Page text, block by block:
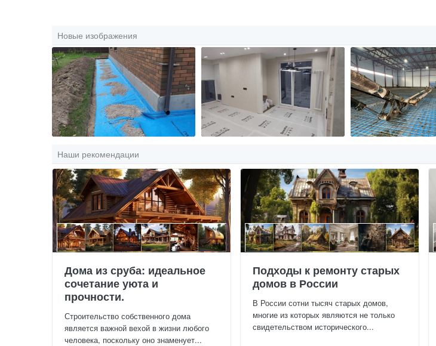
Новые изображения
Наши рекомендации
Дома из сруба: идеальное
сочетание уюта и
прочности.
Строительство собственного дома
является важной вехой в жизни любого
человека, поскольку оно знаменует...
Подходы к ремонту старых
домов в России
В России сотни тысяч старых домов,
многие из которых являются не только
свидетельством исторического...